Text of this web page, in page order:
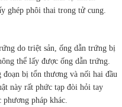
ghép phôi thai trong tử cung.
do triệt sản, ống dẫn trứng bị
thể lấy được ống dẫn trứng.
đoạn bị tổn thương và nối hai đầu
này rất phức tạp đòi hỏi tay
phương pháp khác.